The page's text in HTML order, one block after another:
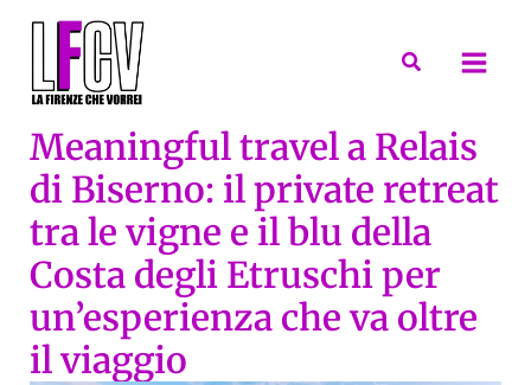
Cerca
Meaningful travel a Relais
di Biserno: il private retreat
tra le vigne e il blu della
Costa degli Etruschi per
un’esperienza che va oltre
il viaggio